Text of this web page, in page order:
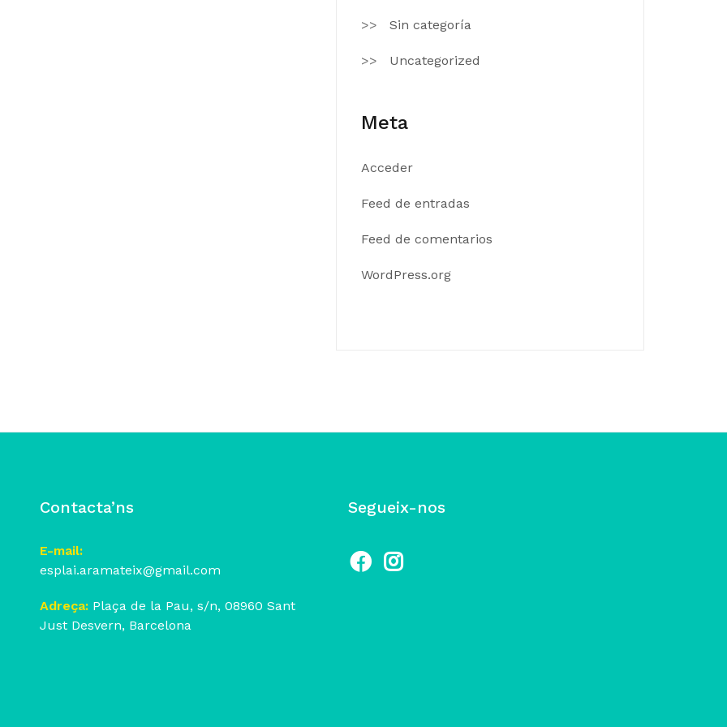
Sin categoría
Uncategorized
Meta
Acceder
Feed de entradas
Feed de comentarios
WordPress.org
Contacta’ns
E-mail:
esplai.aramateix@gmail.com
Adreça: Plaça de la Pau, s/n, 08960 Sant
Just Desvern, Barcelona
Segueix-nos